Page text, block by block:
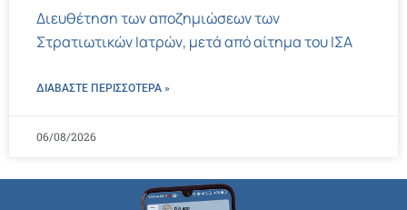
Διευθέτηση των αποζημιώσεων των
Στρατιωτικών Ιατρών, μετά από αίτημα του ΙΣΑ
ΔΙΑΒΑΣΤΕ ΠΕΡΙΣΣΌΤΕΡΑ »
06/08/2026